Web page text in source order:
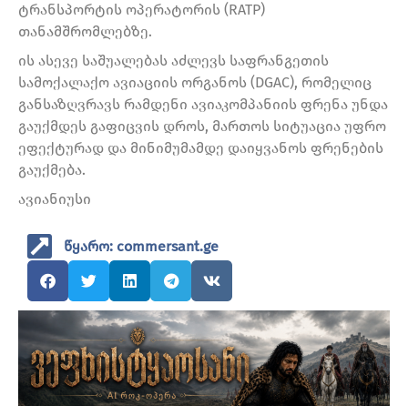
ტრანსპორტის ოპერატორის (RATP)
თანამშრომლებზე.
ის ასევე საშუალებას აძლევს საფრანგეთის
სამოქალაქო ავიაციის ორგანოს (DGAC), რომელიც
განსაზღვრავს რამდენი ავიაკომპანიის ფრენა უნდა
გაუქმდეს გაფიცვის დროს, მართოს სიტუაცია უფრო
ეფექტურად და მინიმუმამდე დაიყვანოს ფრენების
გაუქმება.
ავიანიუსი
წყარო: commersant.ge